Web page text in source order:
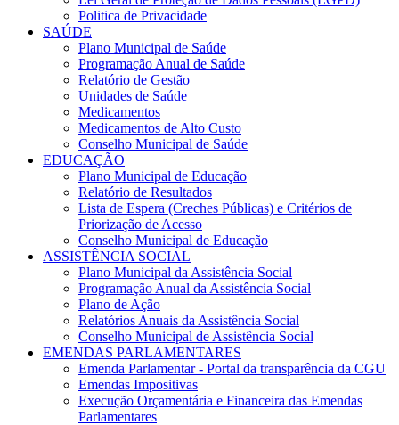
Politica de Privacidade
SAÚDE
Plano Municipal de Saúde
Programação Anual de Saúde
Relatório de Gestão
Unidades de Saúde
Medicamentos
Medicamentos de Alto Custo
Conselho Municipal de Saúde
EDUCAÇÃO
Plano Municipal de Educação
Relatório de Resultados
Lista de Espera (Creches Públicas) e Critérios de
Priorização de Acesso
Conselho Municipal de Educação
ASSISTÊNCIA SOCIAL
Plano Municipal da Assistência Social
Programação Anual da Assistência Social
Plano de Ação
Relatórios Anuais da Assistência Social
Conselho Municipal de Assistência Social
EMENDAS PARLAMENTARES
Emenda Parlamentar - Portal da transparência da CGU
Emendas Impositivas
Execução Orçamentária e Financeira das Emendas
Parlamentares